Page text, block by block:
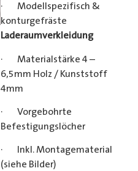
· Modellspezifisch &
konturgefräste
Laderaumverkleidung
· Materialstärke 4 –
6,5mm Holz / Kunststoff
4mm
· Vorgebohrte
Befestigungslöcher
· Inkl. Montagematerial
(siehe Bilder)